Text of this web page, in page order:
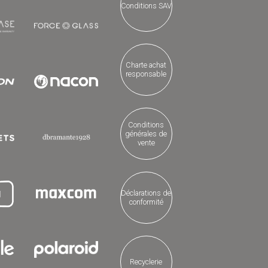
Conditions SAV
Charte achat
responsable
Conditions
générales de
vente
Déclarations de
conformité
Recyclerie